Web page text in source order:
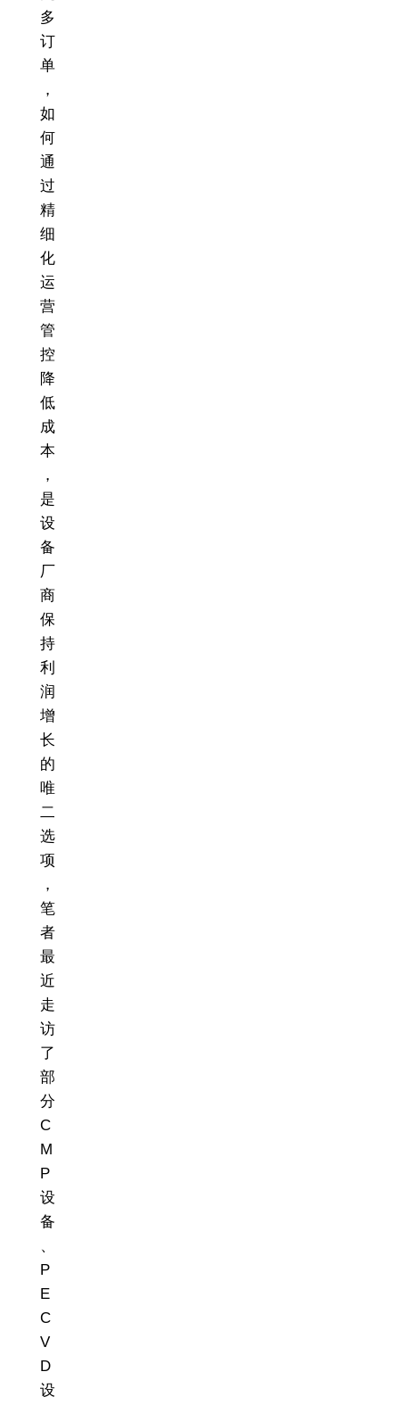
多
订
单
，
如
何
通
过
精
细
化
运
营
管
控
降
低
成
本
，
是
设
备
厂
商
保
持
利
润
增
长
的
唯
二
选
项
，
笔
者
最
近
走
访
了
部
分
C
M
P
设
备
、
P
E
C
V
D
设